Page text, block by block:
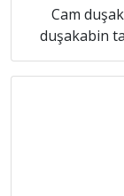
Cam
duşakabin